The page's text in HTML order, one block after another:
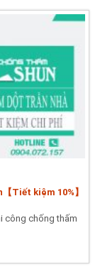
Tiết kiệm 10%】
công chống thấm